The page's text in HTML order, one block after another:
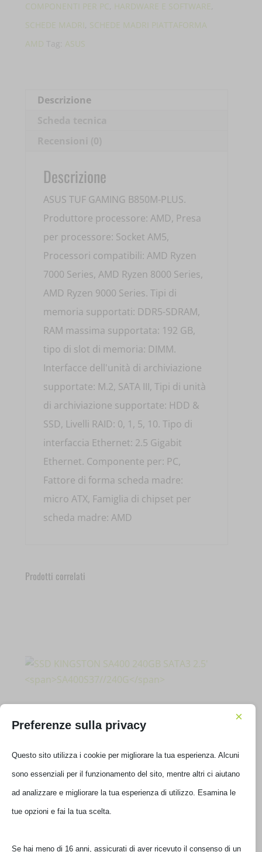
GAMING
B850M-
PLUS
90MB1IX0-
COMPONENTI PER PC
HARDWARE E SOFTWARE
SCHEDE MADRI
SCHEDE MADRI PIATTAFORMA
AMD
Tag:ASUS
Descrizione
Descrizione
ASUS TUF GAMING B850M-PLUS.
Produttore processore: AMD, Presa
per processore: Socket AM5,
Processori compatibili: AMD Ryzen
7000 Series, AMD Ryzen 8000 Series,
AMD Ryzen 9000 Series. Tipi di
memoria supportati: DDR5-SDRAM,
RAM massima supportata: 192 GB,
tipo di slot di memoria: DIMM.
Interfacce dell'unità di archiviazione
supportate: M.2, SATA III, Tipi di unità
di archiviazione supportate: HDD &
SSD, Livelli RAID: 0, 1, 5, 10. Tipo di
interfaccia Ethernet: 2.5 Gigabit
Ethernet. Componente per: PC,
Fattore di forma scheda madre:
micro ATX, Famiglia di chipset per
scheda madre: AMD
Prodotti correlati
SSD KINGSTON SA400 240GB SATA3 2.5′
€82,00 IVA inclusa
Disponibile
Preferenze sulla privacy
×
Questo sito utilizza i cookie per migliorare la tua esperienza. Alcuni
sono essenziali per il funzionamento del sito, mentre altri ci aiutano
ad analizzare e migliorare la tua esperienza di utilizzo. Esamina le
tue opzioni e fai la tua scelta.
Se hai meno di 16 anni, assicurati di aver ricevuto il consenso di un